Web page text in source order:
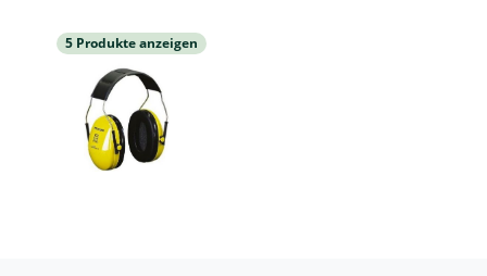
5 Produkte anzeigen